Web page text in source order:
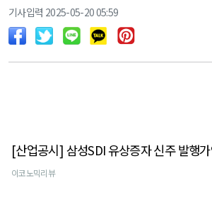
기사입력 2025-05-20 05:59
[산업공시] 삼성SDI 유상증자 신주 발행
이코노믹리뷰